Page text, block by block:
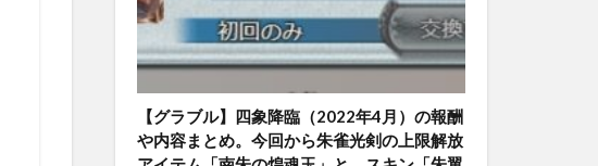
【グラブル】四象降臨（2022年4月）の報酬
や内容まとめ。今回から朱雀光剣の上限解放